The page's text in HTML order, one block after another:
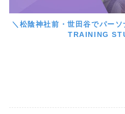
＼松陰神社前・世田谷でパー
TRAINING